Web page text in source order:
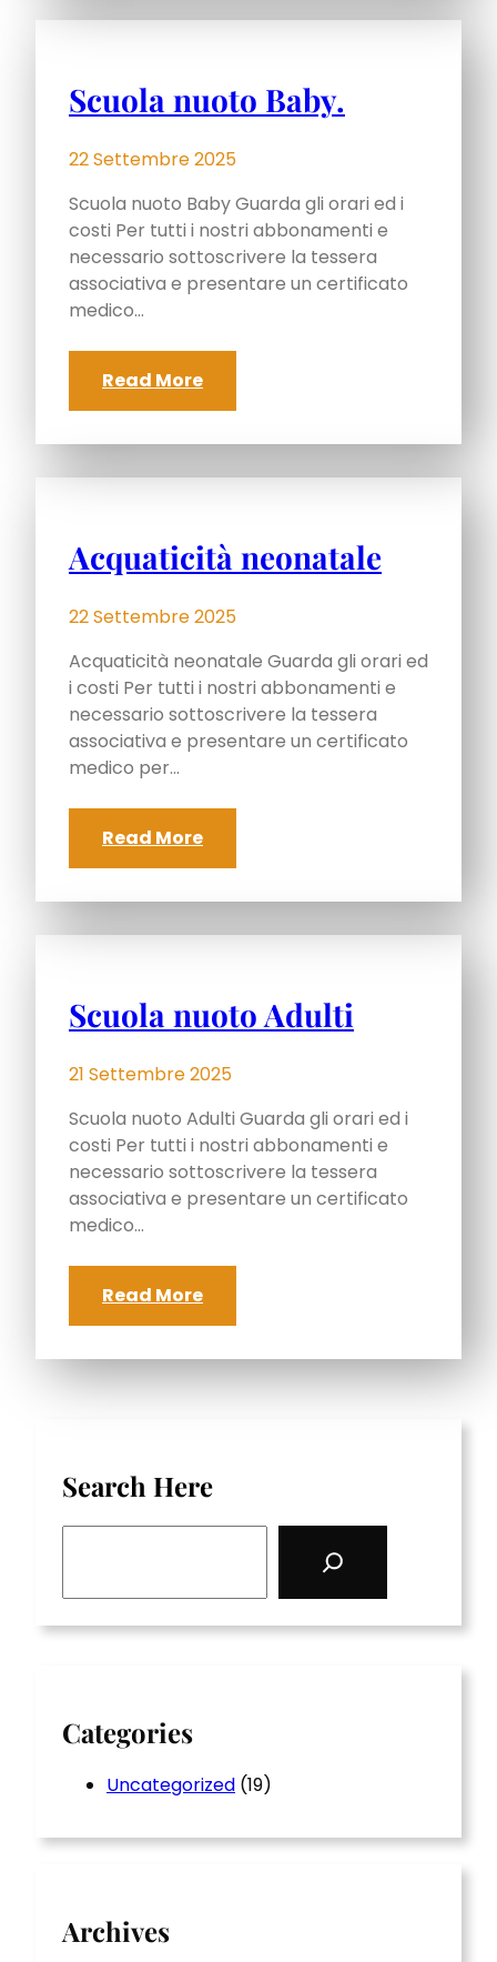
Scuola nuoto Baby.
22 Settembre 2025
Scuola nuoto Baby Guarda gli orari ed i
costi Per tutti i nostri abbonamenti e
necessario sottoscrivere la tessera
associativa e presentare un certificato
medico…
Read More
Acquaticità neonatale
22 Settembre 2025
Acquaticità neonatale Guarda gli orari ed
i costi Per tutti i nostri abbonamenti e
necessario sottoscrivere la tessera
associativa e presentare un certificato
medico per…
Read More
Scuola nuoto Adulti
21 Settembre 2025
Scuola nuoto Adulti Guarda gli orari ed i
costi Per tutti i nostri abbonamenti e
necessario sottoscrivere la tessera
associativa e presentare un certificato
medico…
Read More
Search Here
Categories
Uncategorized (19)
Archives